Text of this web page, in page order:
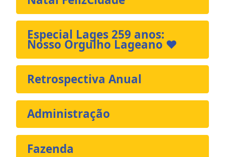
Especial Lages 259 anos:
Nosso Orgulho Lageano ❤️
Retrospectiva Anual
Administração
Fazenda